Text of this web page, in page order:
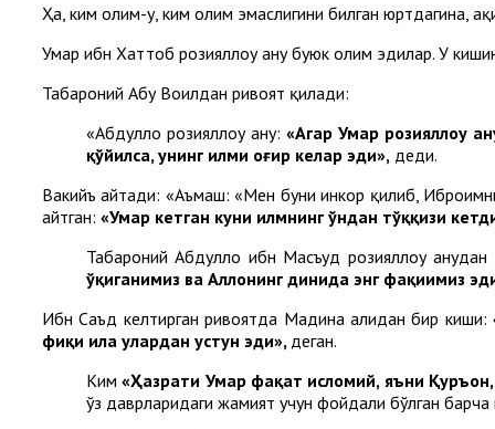
Ҳа, ким олим-у, ким олим эмаслигини билган юртдагина,
Умар ибн Хаттоб розияллоҳу анҳу буюк олим эдилар. У
Табароний Абу Воилдан ривоят қилади:
«Абдуллоҳ розияллоҳу анҳу:«Агар Умар розияллоҳу
қўйилса, унинг илми оғир келар эди», деди.
Вакийъ айтади: «Аъмаш: «Мен буни инкор қилиб,
айтган: «Умар кетган куни илмнинг ўндан тўққизи
Табароний Абдуллоҳ ибн Масъуд розияллоҳу
ўқиганимиз ва Аллоҳнинг динида энг фақиҳимиз
Ибн Саъд келтирган ривоятда Мадина аҳлидан бир киши:
фиқҳи ила улардан устун эди», деган.
Ким«Ҳазрати Умар фақат исломий, яъни Қуръон,
ўз даврларидаги жамият учун фойдали бўлган